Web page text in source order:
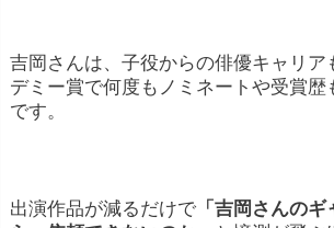
吉岡さんは、子役からの俳優キャリア
デミー賞で何度もノミネートや受賞歴
です。
出演作品が減るだけで 「吉岡さんの